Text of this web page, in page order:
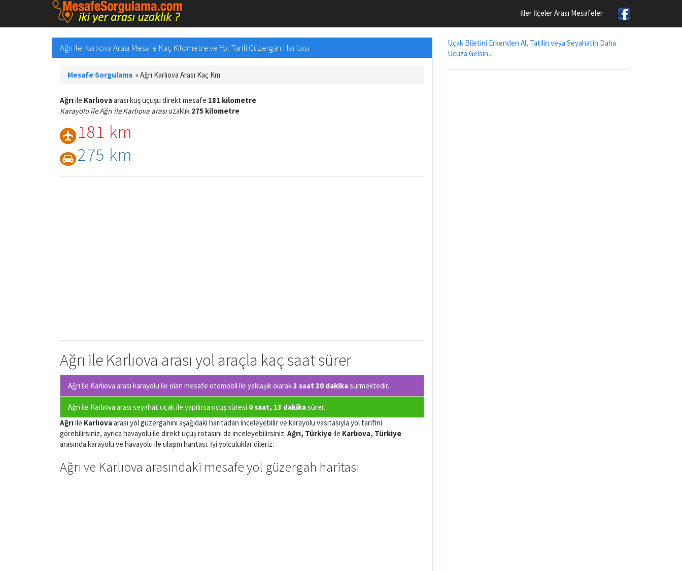
İller İlçeler Arası Mesafeler
Ağrı ile Karlıova Arası Mesafe Kaç Kilometre ve Yol Tarifi Güzergah Haritası
Mesafe Sorgulama »Ağrı Karlıova Arası Kaç Km
Ağrıile Karlıovaarası kuş uçuşu direkt mesafe 181 kilometre
Karayolu ile Ağrı ile Karlıova arasıuzaklık 275 kilometre
181 km
275 km
Ağrı ile Karlıova arası yol araçla kaç saat sürer
Ağrı ile Karlıova arası karayolu ile olan mesafe otomobil ile yaklaşık olarak3 saat 30 dakikasürmektedir.
Ağrı ile Karlıova arası seyahat uçak ile yapılırsa uçuş süresi 0 saat, 13 dakikasürer.
Ağrıile Karlıovaarası yol güzergahını aşağıdaki haritadan inceleyebilir ve karayolu vasıtasıyla yol tarifini
görebilirsiniz, ayrıca havayolu ile direkt uçuş rotasını da inceleyebilirsiniz. Ağrı, Türkiyeile Karlıova, Türkiye
arasında karayolu ve havayolu ile ulaşım harıtası. İyi yolculuklar dileriz.
Ağrı ve Karlıova arasındaki mesafe yol güzergah haritası
Uçak Biletini Erkenden Al, Tatilin veya Seyahatin Daha
Ucuza Gelsin...